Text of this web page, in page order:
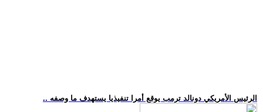
.. الرئيس الأمريكي دونالد ترمب يوقع أمرا تنفيذيا يستهدف ما وصفه